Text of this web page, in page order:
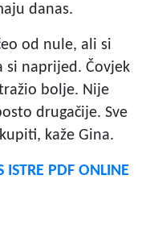
danas.
od nule, ali si
si naprijed. Čovjek
bolje. Nije
drugačije. Sve
kaže Gina.
ISTRE PDF ONLINE